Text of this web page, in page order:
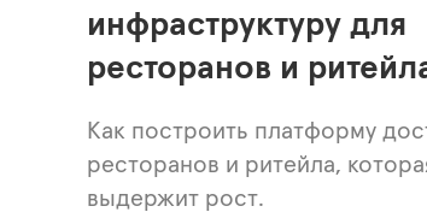
инфраструктуру для
ресторанов и
Как построить платформу
ресторанов и ритейла,
выдержит рост.